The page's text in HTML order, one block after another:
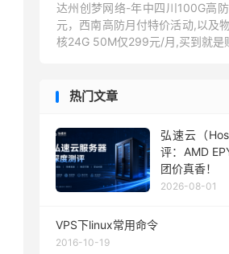
达州创梦网络-年中四川100G高
元，西南高防月付特价活动,以及
核24G 50M仅299元/月,买到就是
热门文章
弘速云（
评：AMD
团价真香！
2026-08-01
VPS下linux常用命令
2016-10-19